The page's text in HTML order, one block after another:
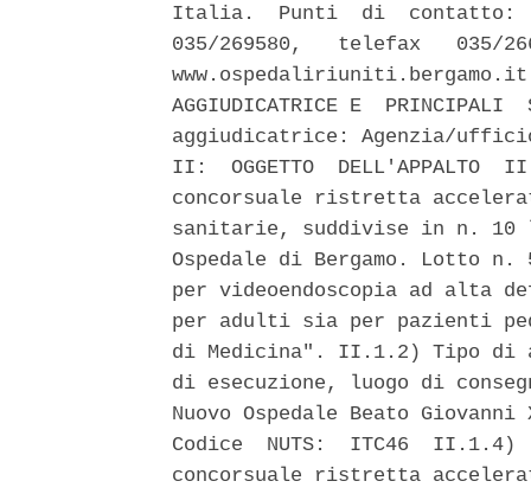
Italia.  Punti  di  contatto:
035/269580,   telefax   035/
AGGIUDICATRICE E
aggiudicatrice: Agenzia/
II:  OGGETTO
concorsuale ristretta
sanitarie, suddivise in n.
Ospedale di Bergamo. Lotto
per videoendoscopia ad alta
per adulti sia per pazienti
di Medicina". II.1.2) Tipo di
di esecuzione, luogo di
Nuovo Ospedale Beato
Codice  NUTS:  ITC46
concorsuale ristretta